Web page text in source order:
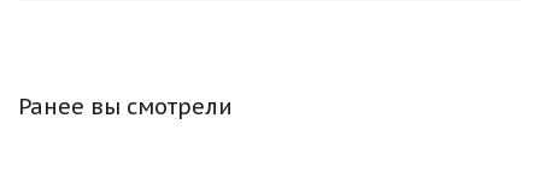
Ранее вы смотрели